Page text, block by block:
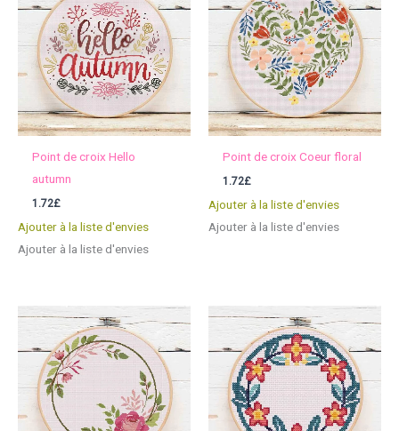
Point de croix Hello
autumn
1.72£
Ajouter à la liste d'envies
Ajouter à la liste d'envies
Point de croix Coeur floral
1.72£
Ajouter à la liste d'envies
Ajouter à la liste d'envies